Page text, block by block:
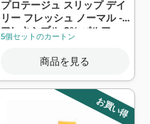
プロテージュ スリップ デイ
リー フレッシュ ノーマル -
フレキシブル 0% パルファ
ム - ALWAYS
5個セットのカートン
商品を見る
お買い得